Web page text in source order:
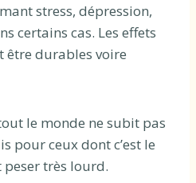
stress, dépression,
certains cas. Les effets
être durables voire
le monde ne subit pas
pour ceux dont c’est le
très lourd.